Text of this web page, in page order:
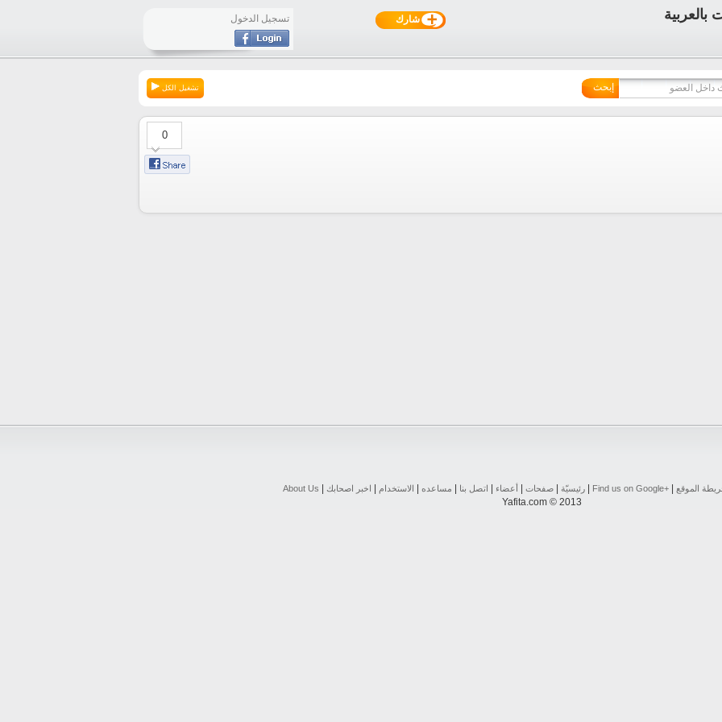
شارك تسجيل الدخول
تشغيل الكل إبحث
0
الموقع Find us on ‪Google+‬‏ رئيسيّة صفحات أعضاء اتصل بنا مساعده الاستخدام اخبر اصحابك About Us
Yafita.com © 2013